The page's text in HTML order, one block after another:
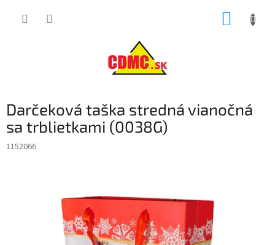
Darčeková taška stredná vianočná
sa trblietkami (0038G)
1152066